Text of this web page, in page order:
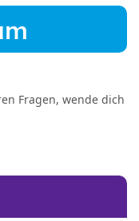
Fragen, wende dich